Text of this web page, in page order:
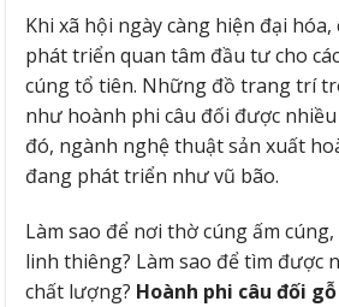
Khi xã hội ngày càng hiện đại
phát triển quan tâm đầu tư cho
cúng tổ tiên. Những đồ trang trí
như hoành phi câu đối được
đó, ngành nghệ thuật sản xuất
đang phát triển như vũ bão.
Làm sao để nơi thờ cúng ấm
linh thiêng? Làm sao để tìm được
chất lượng? Hoành phi câu đối